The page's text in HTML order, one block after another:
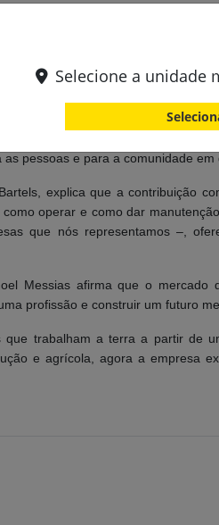
das Indústrias do Estado
de área construída e mais de
estudantes terão cursos nas
inédita no Brasil para fins de
projeto para ampliar o acesso a
do novo centro atende a
pessoas e para a comunidade
explica que a contribuição
operar e como dar
que nós representamos –,
Messias afirma que o
profissão e construir um futuro
trabalham a terra a partir de
e agrícola, agora a empresa
Selecione a unidade